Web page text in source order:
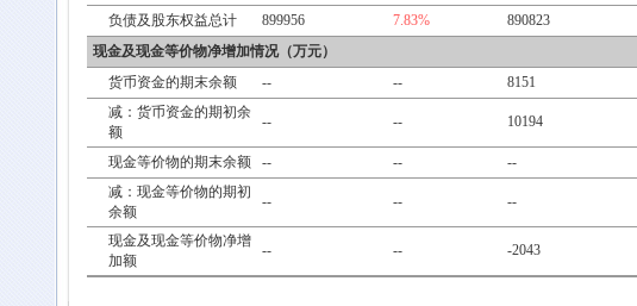
负债及股东权益总计
899956 7.83% 890823
现金及现金等价物净增加情况（万元）
货币资金的期末余额
-- -- 8151
减：货币资金的期初余
额
-- -- 10194
现金等价物的期末余额 -- -- --
减：现金等价物的期初
余额
-- -- --
现金及现金等价物净增
加额
-- -- -2043